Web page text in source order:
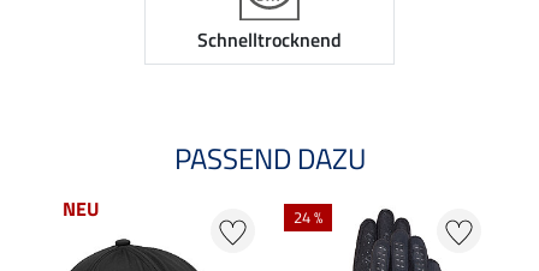
Schnelltrocknend
PASSEND DAZU
NEU 24 %